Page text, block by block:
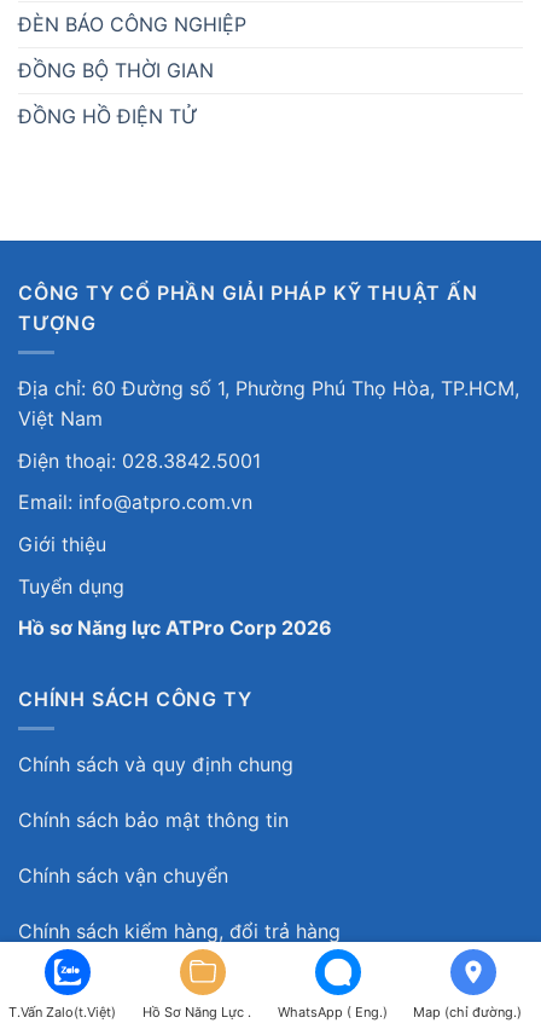
ĐÈN BÁO CÔNG NGHIỆP
ĐỒNG BỘ THỜI GIAN
ĐỒNG HỒ ĐIỆN TỬ
CÔNG TY CỔ PHẦN GIẢI PHÁP KỸ THUẬT ẤN
TƯỢNG
Địa chỉ: 60 Đường số 1, Phường Phú Thọ Hòa, TP.HCM,
Việt Nam
Điện thoại: 028.3842.5001
Email: info@atpro.com.vn
Giới thiệu
Tuyển dụng
Hồ sơ Năng lực ATPro Corp 2026
CHÍNH SÁCH CÔNG TY
Chính sách và quy định chung
Chính sách bảo mật thông tin
Chính sách vận chuyển
Chính sách kiểm hàng, đổi trả hàng
Chính sách bảo hành sản phẩm
T.Vấn Zalo(t.Việt) Hồ Sơ Năng Lực . WhatsApp ( Eng.) Map (chỉ đường.)